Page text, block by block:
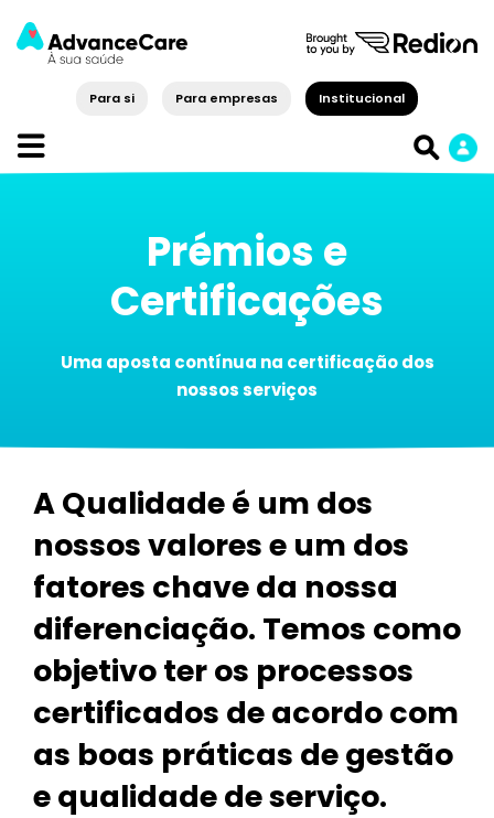
Para si Para empresas Institucional
Prémios e
Certificações
Uma aposta contínua na certificação dos
nossos serviços
A Qualidade é um dos
nossos valores e um dos
fatores chave da nossa
diferenciação. Temos como
objetivo ter os processos
certificados de acordo com
as boas práticas de gestão
e qualidade de serviço.